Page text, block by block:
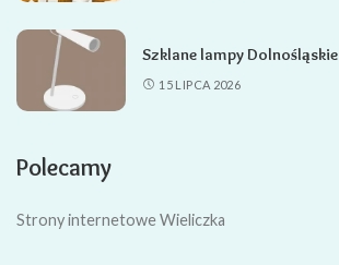
Szklane lampy Dolnośląskie
15 LIPCA 2026
Polecamy
Strony internetowe Wieliczka